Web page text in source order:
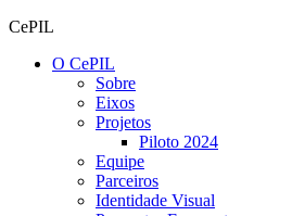
CePIL
O CePIL
Sobre
Eixos
Projetos
Piloto 2024
Equipe
Parceiros
Identidade Visual